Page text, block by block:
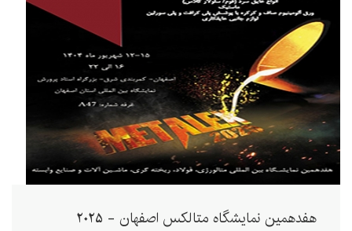
هفدهمین نمایشگاه متالکس اصفهان - 2025